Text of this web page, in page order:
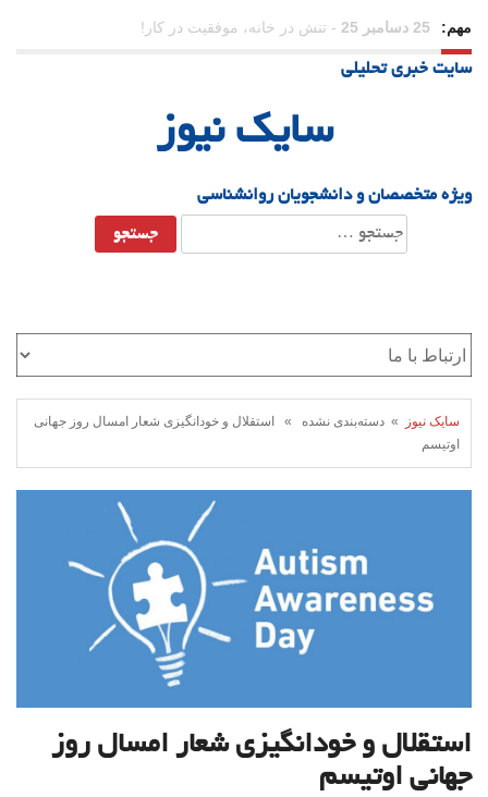
مهم: 23 دسامبر 25 - چرا اراده می‌کنیم ولی شکست می‌خوریم؟
21 دسامبر 25
سایت خبری تحلیلی
سایک نیوز
ویژه متخصصان و دانشجویان روانشناسی
جستجو
برای:
سایک نیوز
» دسته‌بندی نشده » استقلال و خودانگیزی شعار امسال روز جهانی
اوتیسم
استقلال و خودانگیزی شعار امسال روز
جهانی اوتیسم